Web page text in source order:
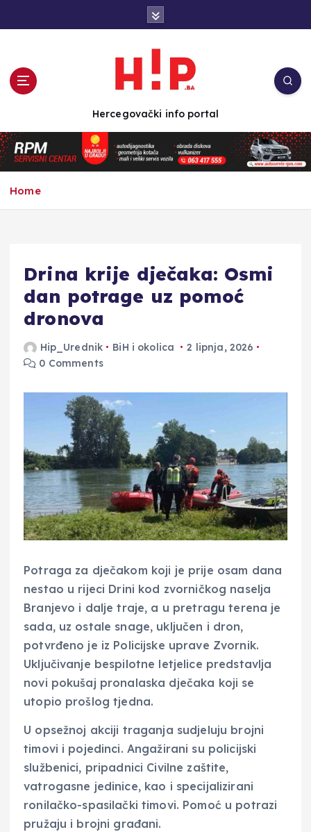
n
t
e
Hercegovački info portal
Home
Drina krije dječaka: Osmi
dan potrage uz pomoć
dronova
Hip_Urednik BiH i okolica
2 lipnja, 2026
0 Comments
Potraga za dječakom koji je prije osam dana
nestao u rijeci Drini kod zvorničkog naselja
Branjevo i dalje traje, a u pretragu terena je
sada, uz ostale snage, uključen i dron,
potvrđeno je iz Policijske uprave Zvornik.
Uključivanje bespilotne letjelice predstavlja
novi pokušaj pronalaska dječaka koji se
utopio prošlog tjedna.
U opsežnoj akciji traganja sudjeluju brojni
timovi i pojedinci. Angažirani su policijski
službenici, pripadnici Civilne zaštite,
vatrogasne jedinice, kao i specijalizirani
ronilačko-spasilački timovi. Pomoć u potrazi
pružaju i brojni građani.